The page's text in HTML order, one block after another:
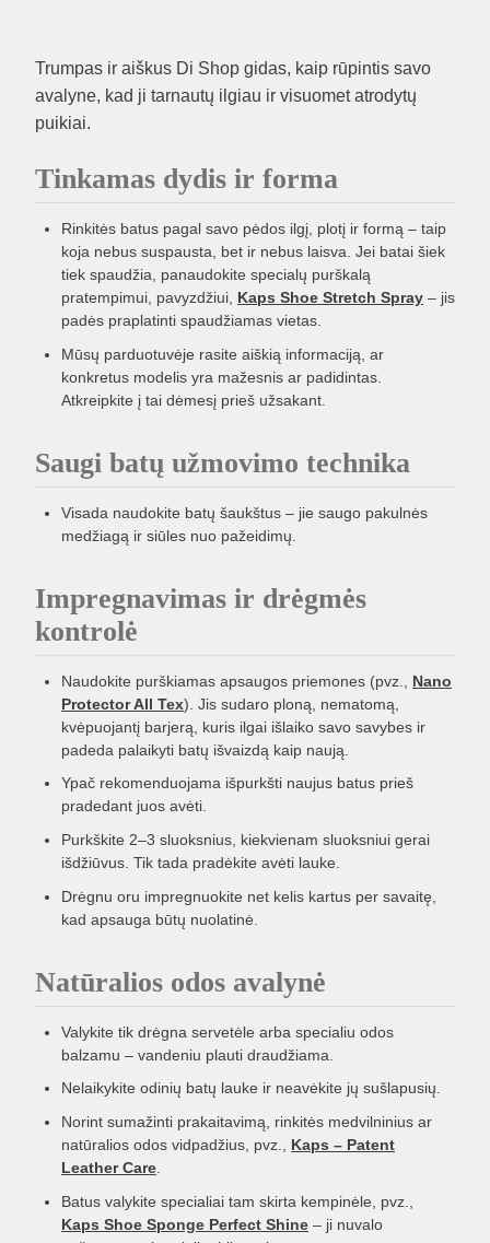
Trumpas ir aiškus Di Shop gidas, kaip rūpintis savo
avalyne, kad ji tarnautų ilgiau ir visuomet atrodytų
puikiai.
Tinkamas dydis ir forma
Rinkitės batus pagal savo pėdos ilgį, plotį ir formą – taip
koja nebus suspausta, bet ir nebus laisva. Jei batai šiek
tiek spaudžia, panaudokite specialų purškalą
pratempimui, pavyzdžiui, Kaps Shoe Stretch Spray – jis
padės praplatinti spaudžiamas vietas.
Mūsų parduotuvėje rasite aiškią informaciją, ar
konkretus modelis yra mažesnis ar padidintas.
Atkreipkite į tai dėmesį prieš užsakant.
Saugi batų užmovimo technika
Visada naudokite batų šaukštus – jie saugo pakulnės
medžiagą ir siūles nuo pažeidimų.
Impregnavimas ir drėgmės
kontrolė
Naudokite purškiamas apsaugos priemones (pvz., Nano
Protector All Tex). Jis sudaro ploną, nematomą,
kvėpuojantį barjerą, kuris ilgai išlaiko savo savybes ir
padeda palaikyti batų išvaizdą kaip naują.
Ypač rekomenduojama išpurkšti naujus batus prieš
pradedant juos avėti.
Purkškite 2–3 sluoksnius, kiekvienam sluoksniui gerai
išdžiūvus. Tik tada pradėkite avėti lauke.
Drėgnu oru impregnuokite net kelis kartus per savaitę,
kad apsauga būtų nuolatinė.
Natūralios odos avalynė
Valykite tik drėgna servetėle arba specialiu odos
balzamu – vandeniu plauti draudžiama.
Nelaikykite odinių batų lauke ir neavėkite jų sušlapusių.
Norint sumažinti prakaitavimą, rinkitės medvilninius ar
natūralios odos vidpadžius, pvz., Kaps – Patent
Leather Care
Batus valykite specialiai tam skirta kempinėle, pvz.,
Kaps Shoe Sponge Perfect Shine – ji nuvalo